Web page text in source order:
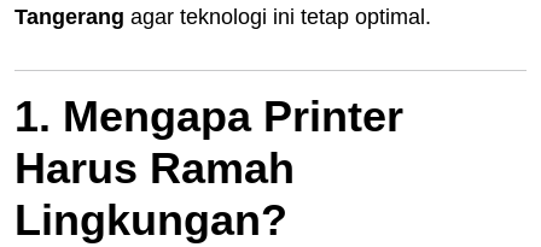
Tangerang agar teknologi ini tetap optimal.
1. Mengapa Printer
Harus Ramah
Lingkungan?